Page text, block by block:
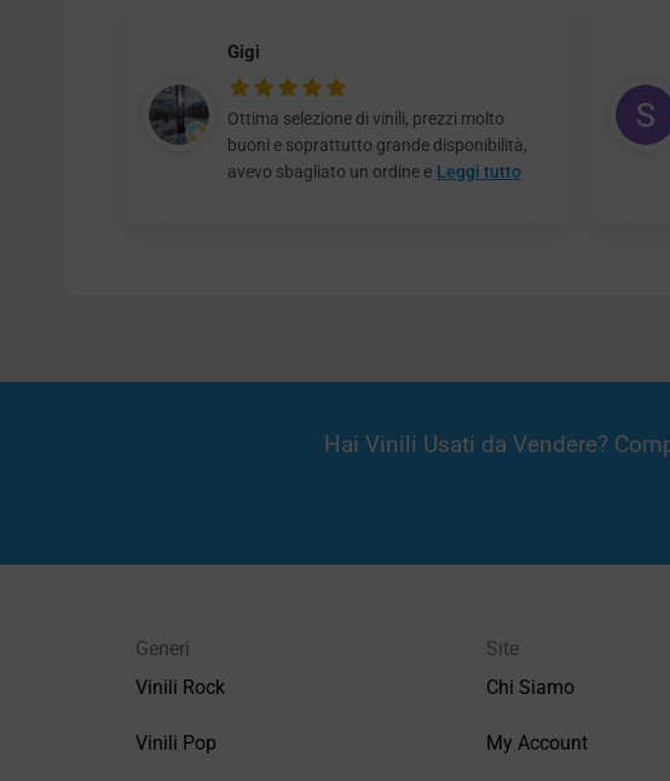
Gigi
Ottima selezione di vinili, prezzi molto
buoni e soprattutto grande disponibilità,
avevo sbagliato un ordine e Leggi tutto
Hai Vinili Usati da Vendere?
Generi
Vinili Rock
Vinili Pop
Site
Chi Siamo
My Account